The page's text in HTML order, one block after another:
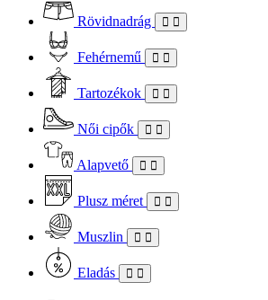
Rövidnadrág
Fehérnemű
Tartozékok
Női cipők
Alapvető
Plusz méret
Muszlin
Eladás